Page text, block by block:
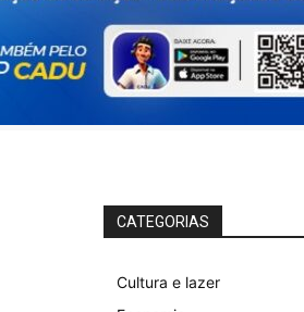
CATEGORIAS
Cultura e lazer